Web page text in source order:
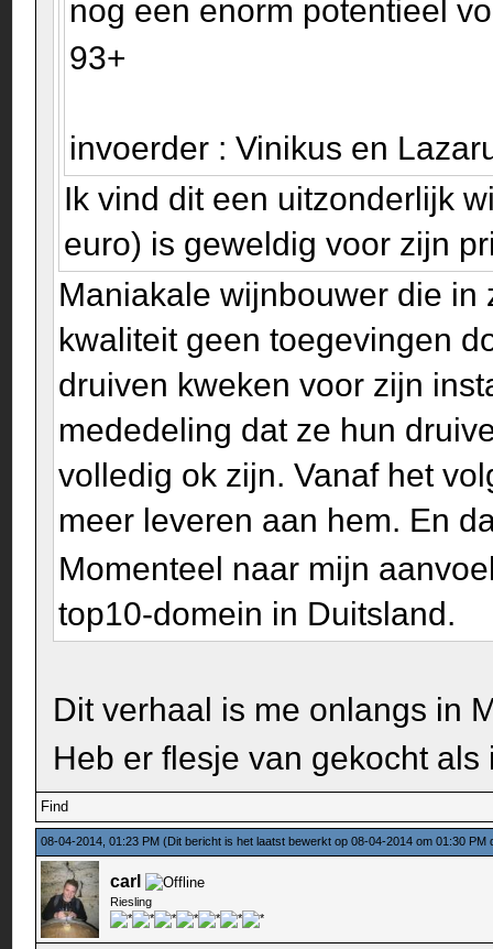
nog een enorm potentieel
93+
invoerder : Vinikus en
Ik vind dit een uitzonderlijk
euro) is geweldig voor zijn
Maniakale wijnbouwer die
kwaliteit geen toegevingen
druiven kweken voor zijn
mededeling dat ze hun
volledig ok zijn. Vanaf het
meer leveren aan hem. En
Momenteel naar mijn
top10-domein in Duitsland.
Dit verhaal is me onlangs in
Heb er flesje van gekocht
Find
08-04-2014, 01:23 PM(Dit bericht is het laatst bewerkt op 08-04-2014 om 01:30 PM
carl
Riesling